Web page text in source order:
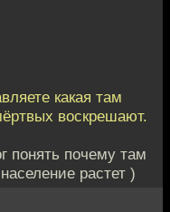
какая там
воскрешают.
понять почему там
растет )